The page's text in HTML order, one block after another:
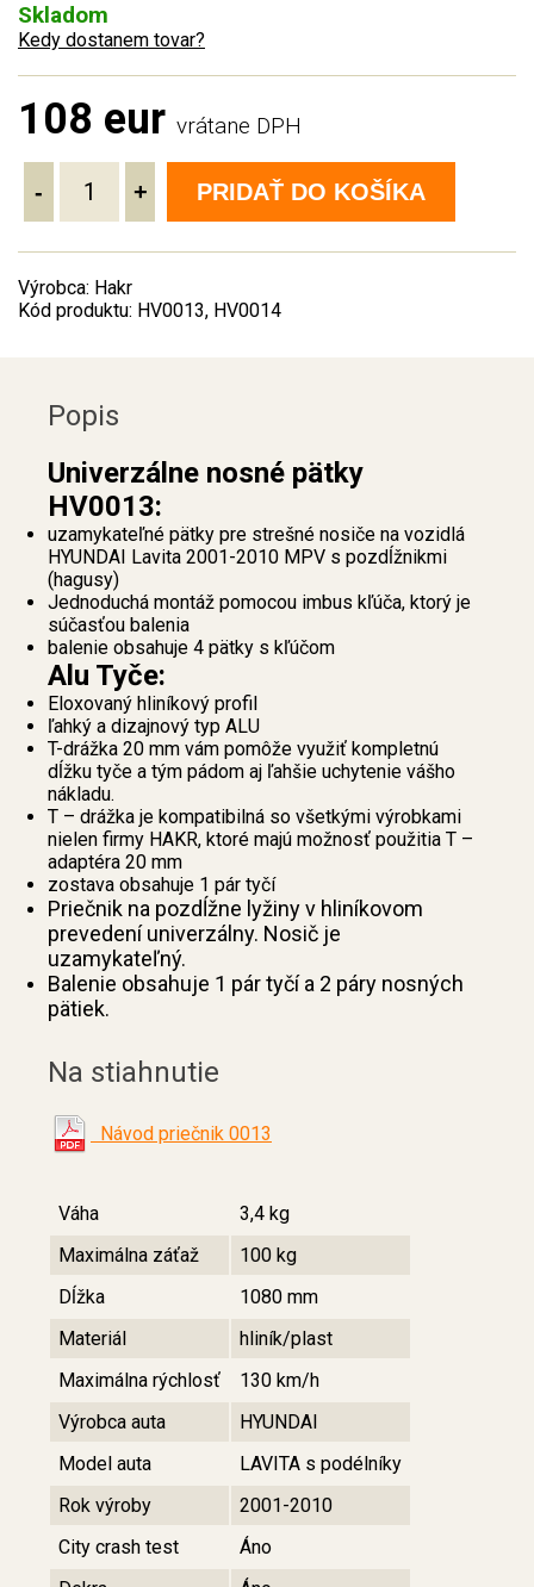
Skladom
Kedy dostanem tovar?
108 eur vrátane DPH
- + PRIDAŤ DO KOŠÍKA
Výrobca: Hakr
Kód produktu: HV0013, HV0014
Popis
Univerzálne nosné pätky
HV0013:
uzamykateľné pätky pre strešné nosiče na vozidlá
HYUNDAI Lavita 2001-2010 MPV s pozdĺžnikmi
(hagusy)
Jednoduchá montáž pomocou imbus kľúča, ktorý je
súčasťou balenia
balenie obsahuje 4 pätky s kľúčom
Alu Tyče:
Eloxovaný hliníkový profil
ľahký a dizajnový typ ALU
T-drážka 20 mm vám pomôže využiť kompletnú
dĺžku tyče a tým pádom aj ľahšie uchytenie vášho
nákladu.
T – drážka je kompatibilná so všetkými výrobkami
nielen firmy HAKR, ktoré majú možnosť použitia T –
adaptéra 20 mm
zostava obsahuje 1 pár tyčí
Priečnik na pozdĺžne lyžiny v hliníkovom
prevedení univerzálny. Nosič je
uzamykateľný.
Balenie obsahuje 1 pár tyčí a 2 páry nosných
pätiek.
Na stiahnutie
Návod priečnik 0013
Váha
3,4 kg
Maximálna záťaž
100 kg
Dĺžka
1080 mm
Materiál
hliník/plast
Maximálna rýchlosť
130 km/h
Výrobca auta
HYUNDAI
Model auta
LAVITA s podélníky
Rok výroby
2001-2010
City crash test
Áno